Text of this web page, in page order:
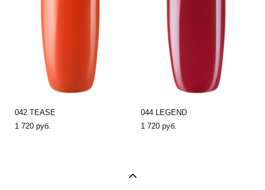
042 TEASE
1 720 pуб.
044 LEGEND
1 720 pуб.